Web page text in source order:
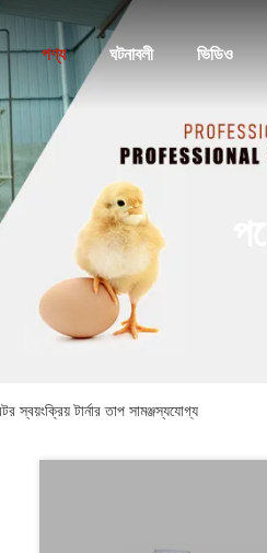
পণ্য ঘটনাবলী ভিডিও
টার্নার তাপ সামঞ্জস্যযোগ্য